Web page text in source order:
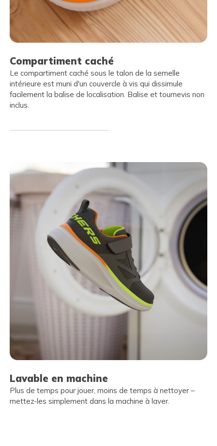
Compartiment caché
Le compartiment caché sous le talon de la semelle
intérieure est muni d'un couvercle à vis qui dissimule
facilement la balise de localisation. Balise et tournevis non
inclus.
Lavable en machine
Plus de temps pour jouer, moins de temps à nettoyer –
mettez-les simplement dans la machine à laver.